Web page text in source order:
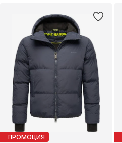
ПРОМОЦИЯ